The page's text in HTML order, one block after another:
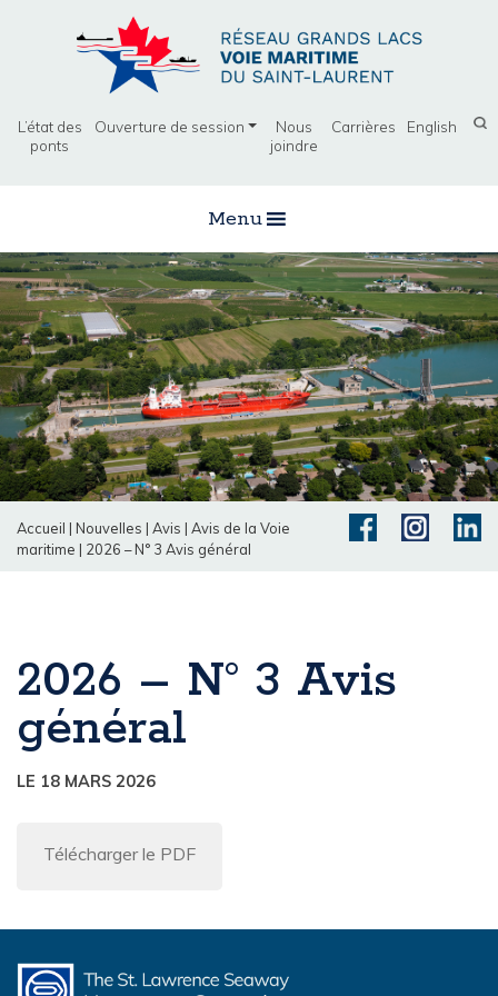
L’état des
ponts
Ouverture de session
Nous
joindre
Carrières English
Menu
Accueil | Nouvelles | Avis | Avis de la Voie
maritime | 2026 – N° 3 Avis général
2026 – N° 3 Avis
général
LE 18 MARS 2026
Télécharger le PDF